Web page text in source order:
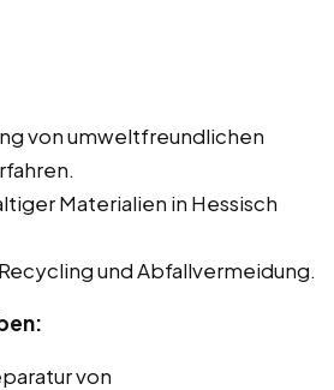
von umweltfreundlichen
Materialien in Hessisch
und Abfallvermeidung.
von